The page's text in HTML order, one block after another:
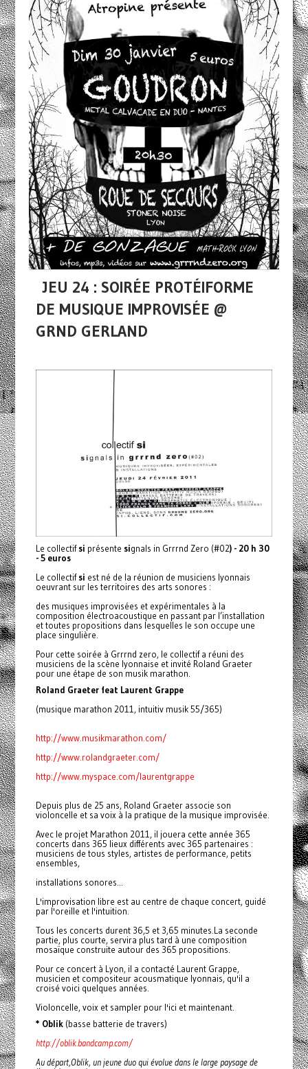
JEU 24 : SOIRÉE PROTÉIFORME
DE MUSIQUE IMPROVISÉE @
GRND GERLAND
Le collectifsi présente signals in Grrrnd Zero (#02) - 20 h 30
- 5 euros
Le collectifsi est né de la réunion de musiciens lyonnais
oeuvrant sur les territoires des arts sonores :
des musiques improvisées et expérimentales à la
composition électroacoustique en passant par l’installation
et toutes propositions dans lesquelles le son occupe une
place singulière.
Pour cette soirée à Grrrnd zero, le collectif a réuni des
musiciens de la scène lyonnaise et invité Roland Graeter
pour une étape de son musik marathon.
Roland Graeter feat Laurent Grappe
(musique marathon 2011, intuitiv musik 55/365)
http://www.musikmarathon.com/
http://www.rolandgraeter.com/
http://www.myspace.com/laurentgrappe
Depuis plus de 25 ans, Roland Graeter associe son
violoncelle et sa voix à la pratique de la musique improvisée.
Avec le projet Marathon 2011, il jouera cette année 365
concerts dans 365 lieux différents avec 365 partenaires :
musiciens de tous styles, artistes de performance, petits
ensembles,
installations sonores...
L'improvisation libre est au centre de chaque concert, guidé
par l'oreille et l'intuition.
Tous les concerts durent 36,5 et 3,65 minutes.La seconde
partie, plus courte, servira plus tard à une composition
mosaïque construite autour des 365 propositions.
Pour ce concert à Lyon, il a contacté Laurent Grappe,
musicien et compositeur acousmatique lyonnais, qu'il a
croisé voici quelques années.
Violoncelle, voix et sampler pour l'ici et maintenant.
* Oblik (basse batterie de travers)
http://oblik.bandcamp.com/
Au départ,Oblik, un jeune duo qui évolue dans le large paysage de